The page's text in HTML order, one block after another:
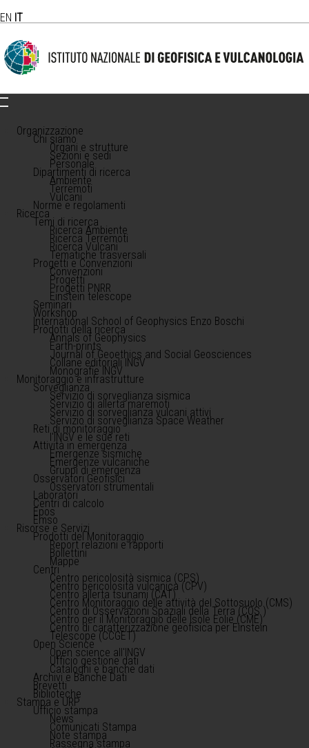
EN IT
Organizzazione
Chi siamo
Organi e strutture
Sezioni e sedi
Personale
Dipartimenti di ricerca
Ambiente
Terremoti
Vulcani
Norme e regolamenti
Ricerca
Temi di ricerca
Ricerca Ambiente
Ricerca Terremoti
Ricerca Vulcani
Tematiche trasversali
Progetti e Convenzioni
Convenzioni
Progetti
Progetti PNRR
Einstein telescope
Seminari
Workshop
International School of Geophysics Enzo Boschi
Prodotti della ricerca
Annals of Geophysics
Earth-prints
Journal of Geoethics and Social Geosciences
Collane editoriali INGV
Monografie INGV
Monitoraggio e infrastrutture
Sorveglianza
Servizio di sorveglianza sismica
Servizio di allerta maremoti
Servizio di sorveglianza vulcani attivi
Servizio di sorveglianza Space Weather
Reti di monitoraggio
l'INGV e le sue reti
Attività in emergenza
Emergenze sismiche
Emergenze vulcaniche
Gruppi di emergenza
Osservatori Geofisici
Osservatori strumentali
Laboratori
Centri di calcolo
Epos
Emso
Risorse e Servizi
Prodotti del Monitoraggio
Report relazioni e rapporti
Bollettini
Mappe
Centri
Centro pericolosità sismica (CPS)
Centro pericolosità vulcanica (CPV)
Centro allerta tsunami (CAT)
Centro Monitoraggio delle attività del Sottosuolo (CMS)
Centro di Osservazioni Spaziali della Terra (COS )
Centro per il Monitoraggio delle Isole Eolie (CME)
Centro di caratterizzazione geofisica per Einstein
Telescope (CCGET)
Open Science
Open science all'INGV
Ufficio gestione dati
Cataloghi e banche dati
Archivi e Banche Dati
Brevetti
Biblioteche
Stampa e URP
Ufficio stampa
News
Comunicati Stampa
Note stampa
Rassegna stampa